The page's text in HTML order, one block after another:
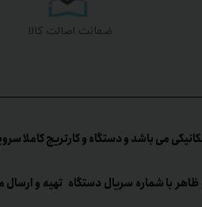
ضمانت اصالت کالا
با شماره سریال دستگاه تهیه و
می باشد و دستگاه و کارتریج کاملا